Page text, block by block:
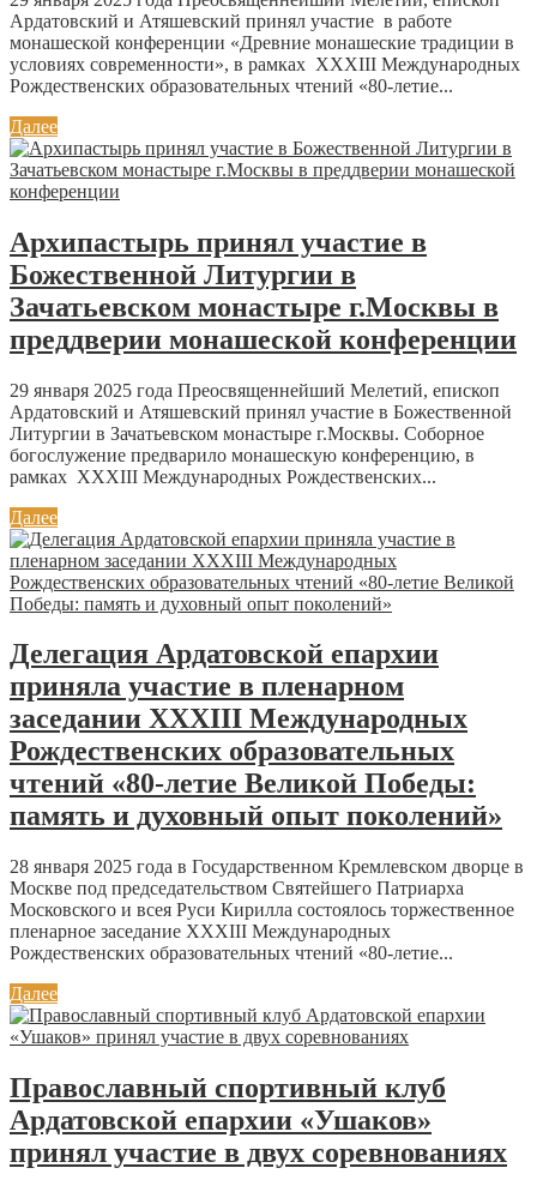
Ардатовский и Атяшевский принял участие в работе
монашеской конференции «Древние монашеские традиции в
условиях современности», в рамках XXXIII Международных
Рождественских образовательных чтений «80-летие...
Далее
Архипастырь принял участие в
Божественной Литургии в
Зачатьевском монастыре г.Москвы в
преддверии монашеской конференции
29 января 2025 года Преосвященнейший Мелетий, епископ
Ардатовский и Атяшевский принял участие в Божественной
Литургии в Зачатьевском монастыре г.Москвы. Соборное
богослужение предварило монашескую конференцию, в
рамках XXXIII Международных Рождественских...
Далее
Делегация Ардатовской епархии
приняла участие в пленарном
заседании XXXIII Международных
Рождественских образовательных
чтений «80-летие Великой Победы:
память и духовный опыт поколений»
28 января 2025 года в Государственном Кремлевском дворце в
Москве под председательством Святейшего Патриарха
Московского и всея Руси Кирилла состоялось торжественное
пленарное заседание XXXIII Международных
Рождественских образовательных чтений «80-летие...
Далее
Православный спортивный клуб
Ардатовской епархии «Ушаков»
принял участие в двух соревнованиях